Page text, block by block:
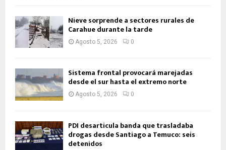
Nieve sorprende a sectores rurales de
Carahue durante la tarde
Agosto 5, 2026 0
Sistema frontal provocará marejadas
desde el sur hasta el extremo norte
Agosto 5, 2026 0
PDI desarticula banda que trasladaba
drogas desde Santiago a Temuco: seis
detenidos